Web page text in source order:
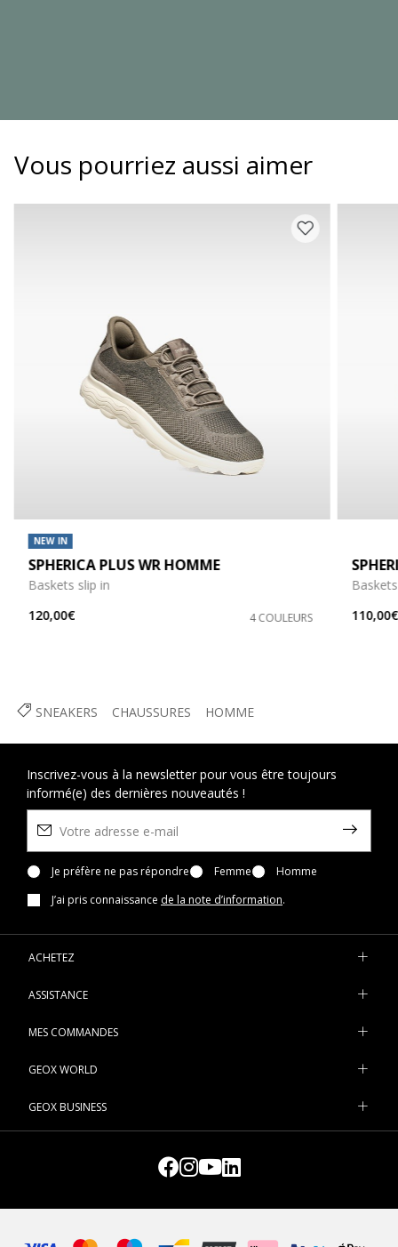
SNEAKERS CHAUSSURES HOMME
Vous pourriez aussi aimer
NEW IN
SPHERICA PLUS WR HOMME
Baskets slip in
120,00€
4 COULEURS
110,00€
Inscrivez-vous à la newsletter pour vous être toujours
informé(e) des dernières nouveautés !
Je préfère ne pas répondre Femme
Homme
J’ai pris connaissance de la note d’information.
ACHETEZ
ASSISTANCE
MES COMMANDES
GEOX WORLD
GEOX BUSINESS